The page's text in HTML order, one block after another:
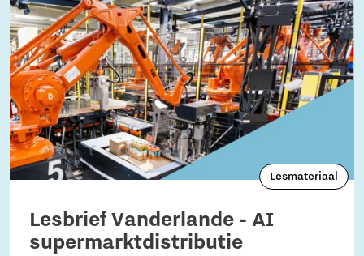
Lesmateriaal
Lesbrief Vanderlande - AI
supermarktdistributie